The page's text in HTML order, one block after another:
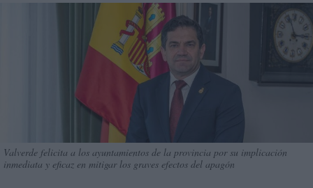
Valverde felicita a los ayuntamientos de la provincia por su implicación
inmediata y eficaz en mitigar los graves efectos del apagón